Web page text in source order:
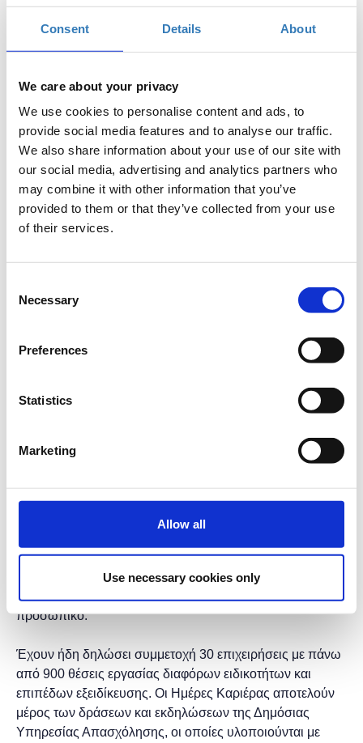
Consent Details About
We care about your privacy
We use cookies to personalise content and ads, to
provide social media features and to analyse our traffic.
We also share information about your use of our site with
our social media, advertising and analytics partners who
may combine it with other information that you’ve
provided to them or that they’ve collected from your use
of their services.
Selection
Necessary
Preferences
Statistics
Marketing
Allow all
Use necessary cookies only
Πότε;
Σάββατο, 23 Μαΐου 2026
Castor Place, Πειραιάς
Προεγγραφή | 10.00 -
12.00
Η περίοδος εγγραφών έχει
λήξει.
Προεγγραφή | 12.00 -
14.00
Η περίοδος εγγραφών έχει
Προεγγραφή | 16.00 -
Η περίοδος εγγραφών έχει
Η Δημόσια Υπηρεσία Απασχόλησης ΔΥΠΑ διοργανώνει
Castor Place (Κάστορος 48 & Ασκληπιού 5, 18545,
Πειραιάς), την 56η Ημέρα Καριέρας ΔΥΠΑ Γαλάζια
όσους αναζητούν εργασία να συνομιλήσουν απευθείας με
εκπροσώπους εταιρειών δραστηριοποιούνται στον τομέα
της Γαλάζιας Οικονομίας και που αναζητούν το κατάλληλο
προσωπικό.
Έχουν ήδη δηλώσει συμμετοχή 30 επιχειρήσεις με πάνω
από 900 θέσεις εργασίας διαφόρων ειδικοτήτων και
επιπέδων εξειδίκευσης. Οι Ημέρες Καριέρας αποτελούν
μέρος των δράσεων και εκδηλώσεων της Δημόσιας
Υπηρεσίας Απασχόλησης, οι οποίες υλοποιούνται με